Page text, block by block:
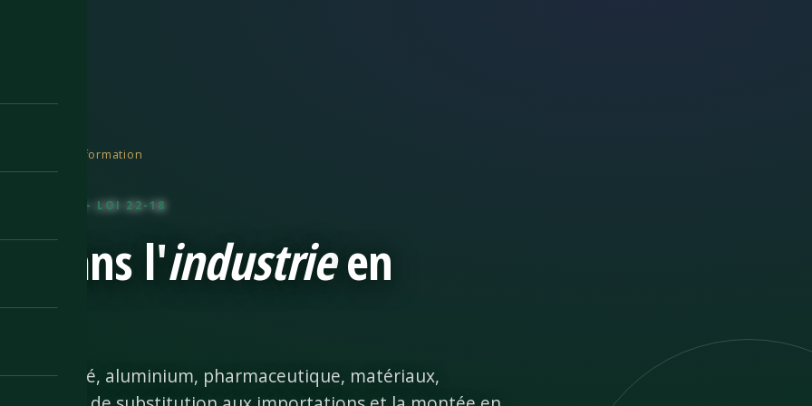
& transformation
— LOI 22-18
dans l'industrieen
spécialité, aluminium, pharmaceutique, matériaux,